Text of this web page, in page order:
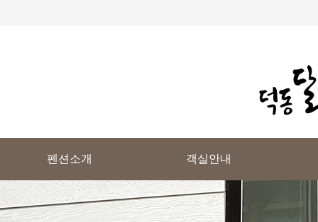
펜션소개 객실안내
펜션소개 객실 전체보기